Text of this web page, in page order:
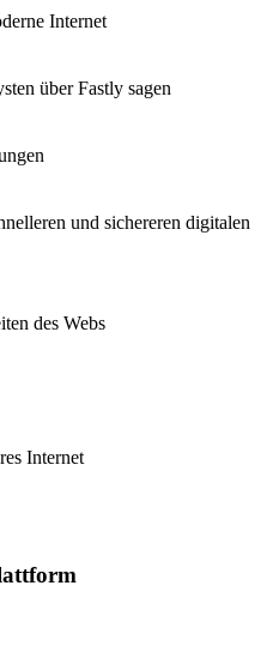
Internet
über Fastly sagen
und sichereren digitalen
des Webs
Internet